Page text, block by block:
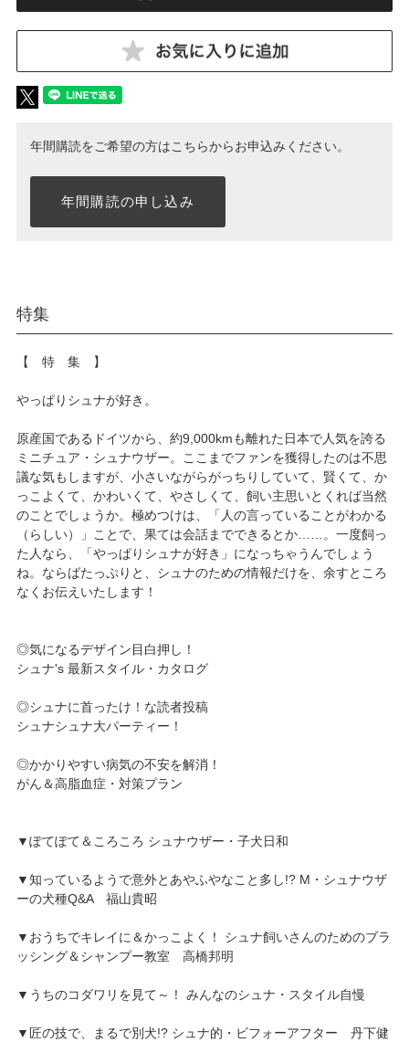
年間購読をご希望の方はこちらからお申込みください。
年間購読の申し込み
特集
【 特 集 】
やっぱりシュナが好き。
原産国であるドイツから、約9,000kmも離れた日本で人気を誇る
ミニチュア・シュナウザー。ここまでファンを獲得したのは不思
議な気もしますが、小さいながらがっちりしていて、賢くて、か
っこよくて、かわいくて、やさしくて、飼い主思いとくれば当然
のことでしょうか。極めつけは、「人の言っていることがわかる
（らしい）」ことで、果ては会話までできるとか……。一度飼っ
た人なら、「やっぱりシュナが好き」になっちゃうんでしょう
ね。ならばたっぷりと、シュナのための情報だけを、余すところ
なくお伝えいたします！
◎気になるデザイン目白押し！
シュナ's 最新スタイル・カタログ
◎シュナに首ったけ！な読者投稿
シュナシュナ大パーティー！
◎かかりやすい病気の不安を解消！
がん＆高脂血症・対策プラン
▼ぽてぽて＆ころころ シュナウザー・子犬日和
▼知っているようで意外とあやふやなこと多し!? M・シュナウザ
ーの犬種Q&A 福山貴昭
▼おうちでキレイに＆かっこよく！ シュナ飼いさんのためのブラ
ッシング＆シャンプー教室 高橋邦明
▼うちのコダワリを見て～！ みんなのシュナ・スタイル自慢
▼匠の技で、まるで別犬!? シュナ的・ビフォーアフター 丹下健